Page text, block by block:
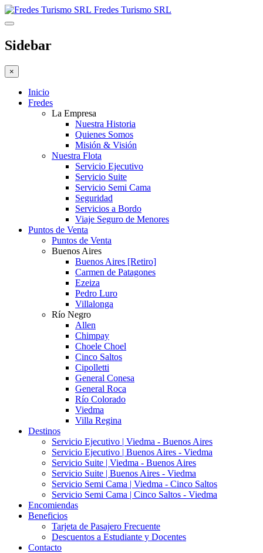
Fredes Turismo SRL
Sidebar
×
Inicio
Fredes
La Empresa
Nuestra Historia
Quienes Somos
Misión & Visión
Nuestra Flota
Servicio Ejecutivo
Servicio Suite
Servicio Semi Cama
Seguridad
Servicios a Bordo
Viaje Seguro de Menores
Puntos de Venta
Puntos de Venta
Buenos Aires
Buenos Aires [Retiro]
Carmen de Patagones
Ezeiza
Pedro Luro
Villalonga
Río Negro
Allen
Chimpay
Choele Choel
Cinco Saltos
Cipolletti
General Conesa
General Roca
Río Colorado
Viedma
Villa Regina
Destinos
Servicio Ejecutivo | Viedma - Buenos Aires
Servicio Ejecutivo | Buenos Aires - Viedma
Servicio Suite | Viedma - Buenos Aires
Servicio Suite | Buenos Aires - Viedma
Servicio Semi Cama | Viedma - Cinco Saltos
Servicio Semi Cama | Cinco Saltos - Viedma
Encomiendas
Beneficios
Tarjeta de Pasajero Frecuente
Descuentos a Estudiante y Docentes
Contacto